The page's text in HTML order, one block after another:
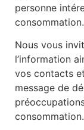
personne
consommation.
Nous vous
l’information
vos contacts
message de
consommation.